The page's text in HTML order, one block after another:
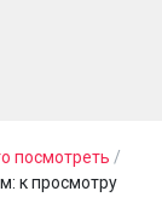
посмотреть /
к просмотру